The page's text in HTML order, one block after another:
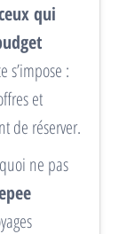
qui
s’impose :
et
de réserver.
ne pas